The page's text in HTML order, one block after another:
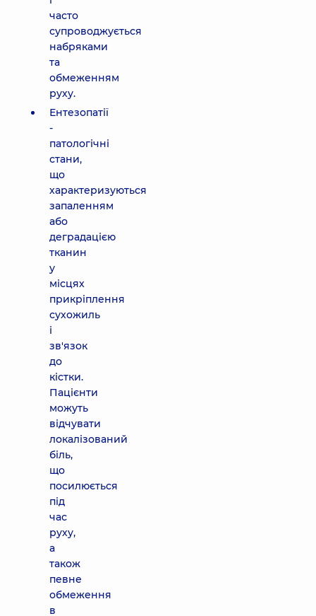
часто
супроводжується
набряками
та
обмеженням
руху.
Ентезопатії
-
патологічні
стани,
що
характеризуються
запаленням
або
деградацією
тканин
у
місцях
прикріплення
сухожиль
і
зв'язок
до
кістки.
Пацієнти
можуть
відчувати
локалізований
біль,
що
посилюється
під
час
руху,
а
також
певне
обмеження
в